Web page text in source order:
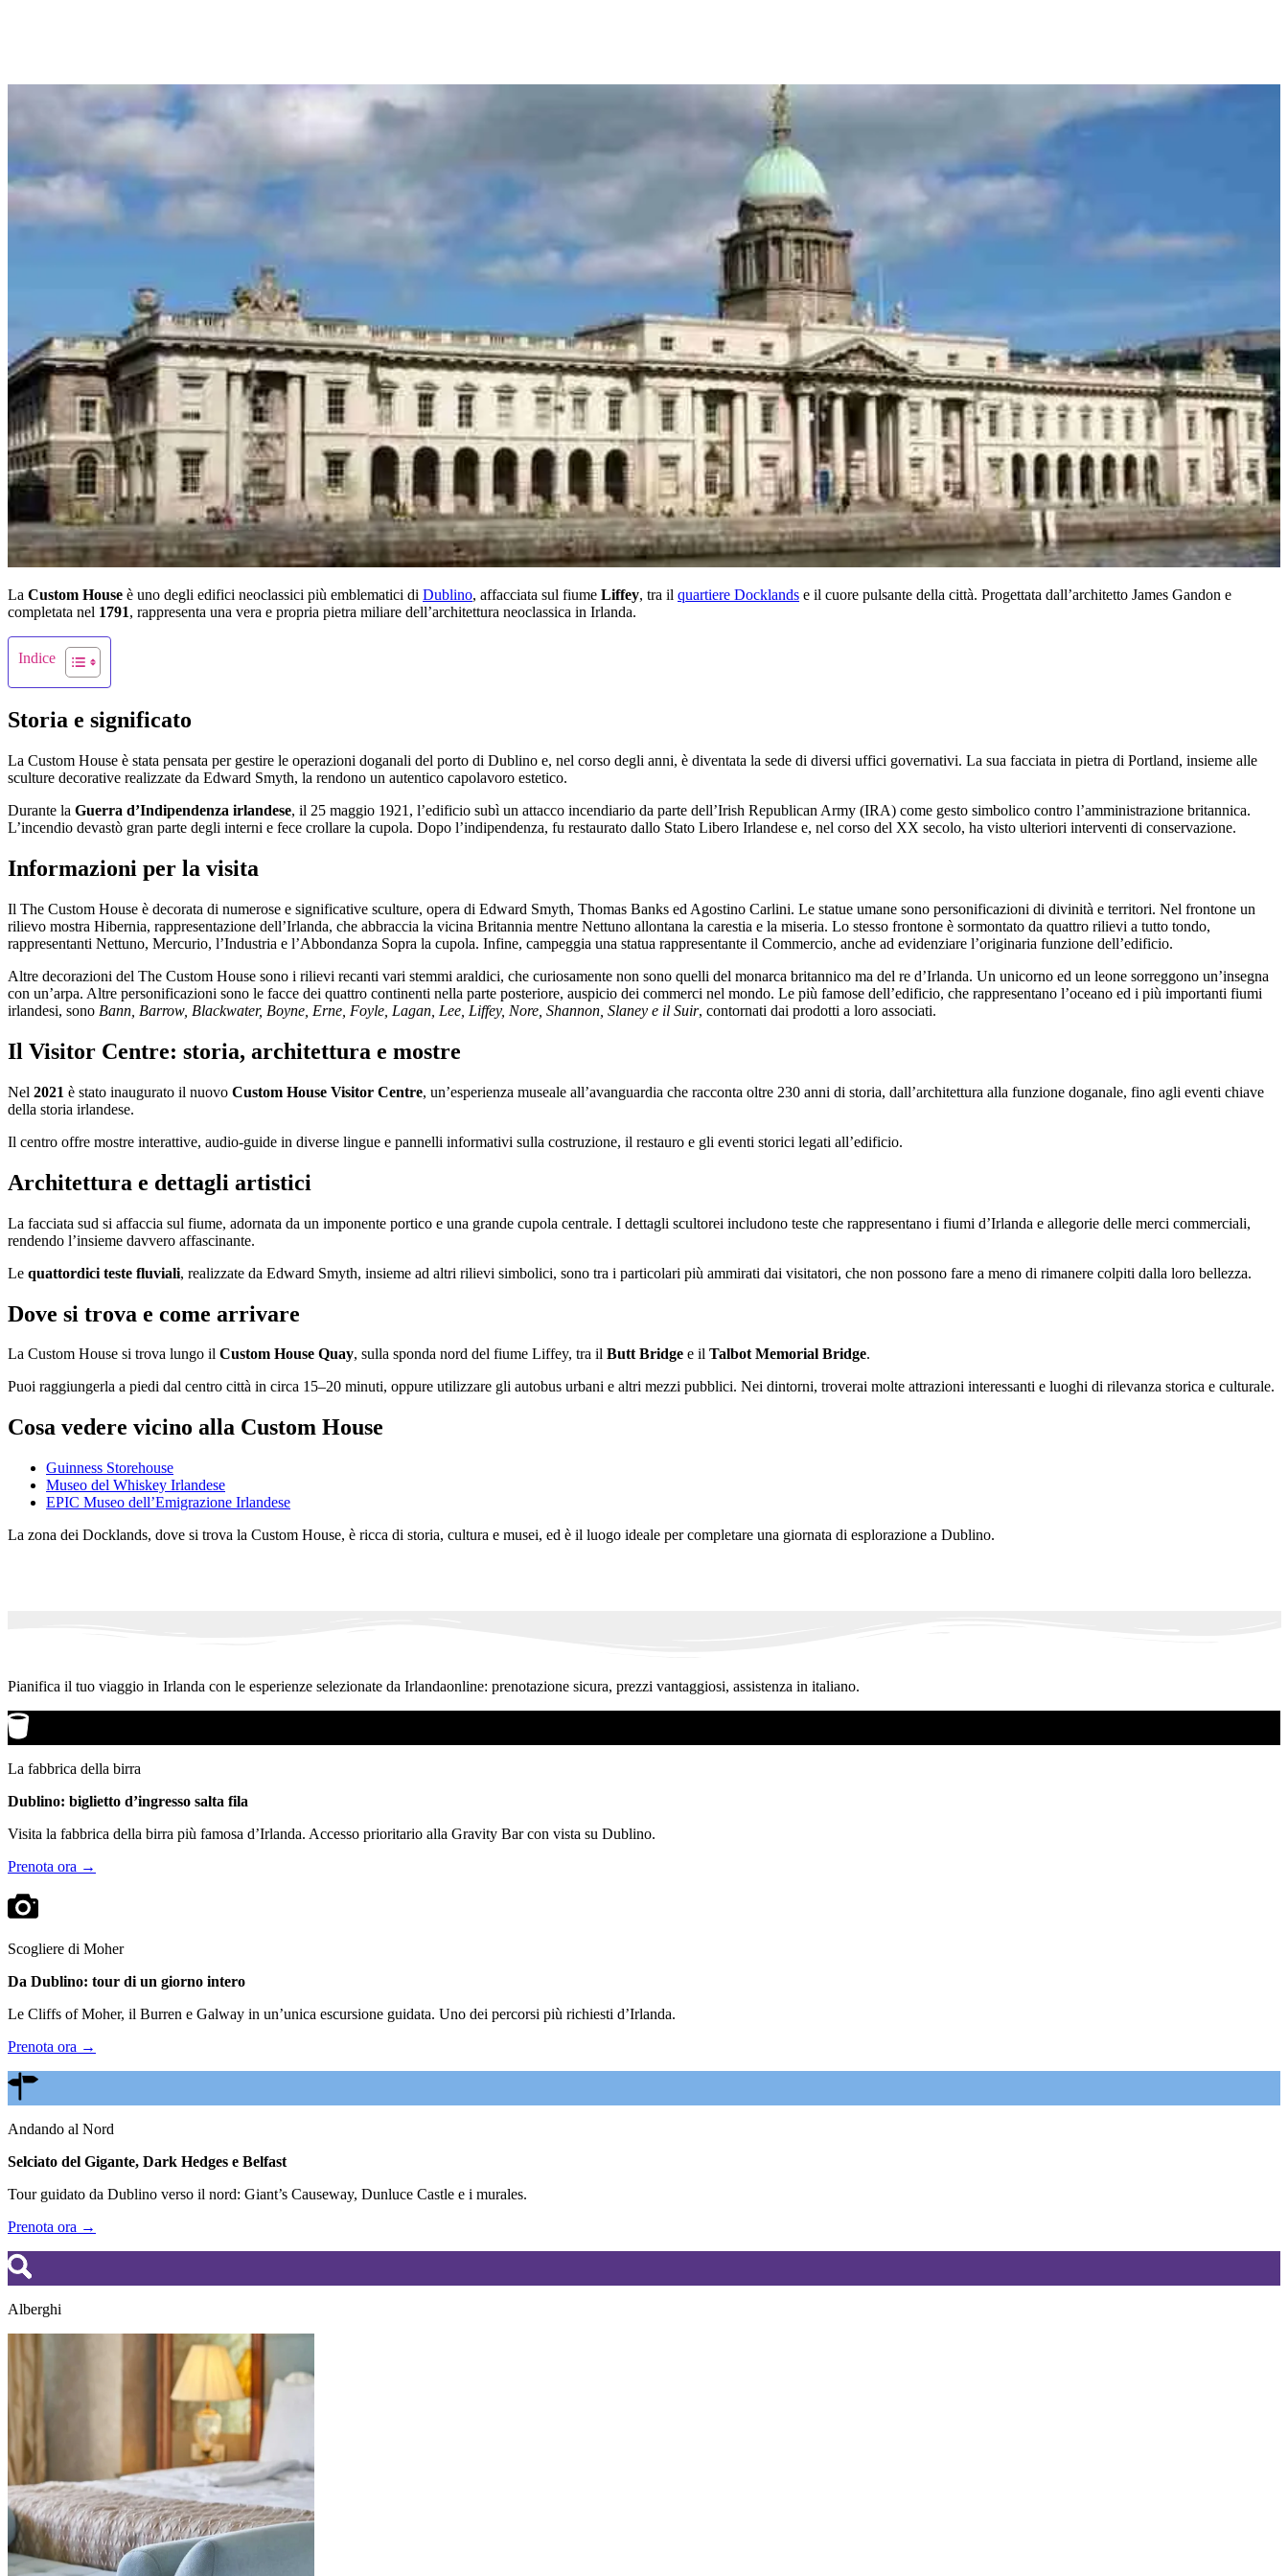
La Custom House è uno degli edifici neoclassici più emblematici di Dublino, affacciata sul fiume Liffey, tra il quartiere Docklands e il cuore pulsante della città. Progettata dall’architetto James Gandon e
completata nel 1791, rappresenta una vera e propria pietra miliare dell’architettura neoclassica in Irlanda.
Indice
Storia e significato
La Custom House è stata pensata per gestire le operazioni doganali del porto di Dublino e, nel corso degli anni, è diventata la sede di diversi uffici governativi. La sua facciata in pietra di Portland, insieme alle
sculture decorative realizzate da Edward Smyth, la rendono un autentico capolavoro estetico.
Durante la Guerra d’Indipendenza irlandese, il 25 maggio 1921, l’edificio subì un attacco incendiario da parte dell’Irish Republican Army (IRA) come gesto simbolico contro l’amministrazione britannica.
L’incendio devastò gran parte degli interni e fece crollare la cupola. Dopo l’indipendenza, fu restaurato dallo Stato Libero Irlandese e, nel corso del XX secolo, ha visto ulteriori interventi di conservazione.
Informazioni per la visita
Il The Custom House è decorata di numerose e significative sculture, opera di Edward Smyth, Thomas Banks ed Agostino Carlini. Le statue umane sono personificazioni di divinità e territori. Nel frontone un
rilievo mostra Hibernia, rappresentazione dell’Irlanda, che abbraccia la vicina Britannia mentre Nettuno allontana la carestia e la miseria. Lo stesso frontone è sormontato da quattro rilievi a tutto tondo,
rappresentanti Nettuno, Mercurio, l’Industria e l’Abbondanza Sopra la cupola. Infine, campeggia una statua rappresentante il Commercio, anche ad evidenziare l’originaria funzione dell’edificio.
Altre decorazioni del The Custom House sono i rilievi recanti vari stemmi araldici, che curiosamente non sono quelli del monarca britannico ma del re d’Irlanda. Un unicorno ed un leone sorreggono un’insegna
con un’arpa. Altre personificazioni sono le facce dei quattro continenti nella parte posteriore, auspicio dei commerci nel mondo. Le più famose dell’edificio, che rappresentano l’oceano ed i più importanti fiumi
irlandesi, sono Bann, Barrow, Blackwater, Boyne, Erne, Foyle, Lagan, Lee, Liffey, Nore, Shannon, Slaney e il Suir, contornati dai prodotti a loro associati.
Il Visitor Centre: storia, architettura e mostre
Nel 2021 è stato inaugurato il nuovo Custom House Visitor Centre, un’esperienza museale all’avanguardia che racconta oltre 230 anni di storia, dall’architettura alla funzione doganale, fino agli eventi chiave
della storia irlandese.
Il centro offre mostre interattive, audio-guide in diverse lingue e pannelli informativi sulla costruzione, il restauro e gli eventi storici legati all’edificio.
Architettura e dettagli artistici
La facciata sud si affaccia sul fiume, adornata da un imponente portico e una grande cupola centrale. I dettagli scultorei includono teste che rappresentano i fiumi d’Irlanda e allegorie delle merci commerciali,
rendendo l’insieme davvero affascinante.
Le quattordici teste fluviali, realizzate da Edward Smyth, insieme ad altri rilievi simbolici, sono tra i particolari più ammirati dai visitatori, che non possono fare a meno di rimanere colpiti dalla loro bellezza.
Dove si trova e come arrivare
La Custom House si trova lungo il Custom House Quay, sulla sponda nord del fiume Liffey, tra il Butt Bridge e il Talbot Memorial Bridge.
Puoi raggiungerla a piedi dal centro città in circa 15–20 minuti, oppure utilizzare gli autobus urbani e altri mezzi pubblici. Nei dintorni, troverai molte attrazioni interessanti e luoghi di rilevanza storica e culturale.
Cosa vedere vicino alla Custom House
Guinness Storehouse
Museo del Whiskey Irlandese
EPIC Museo dell’Emigrazione Irlandese
La zona dei Docklands, dove si trova la Custom House, è ricca di storia, cultura e musei, ed è il luogo ideale per completare una giornata di esplorazione a Dublino.
Pianifica il tuo viaggio in Irlanda con le esperienze selezionate da Irlandaonline: prenotazione sicura, prezzi vantaggiosi, assistenza in italiano.
La fabbrica della birra
Dublino: biglietto d’ingresso salta fila
Visita la fabbrica della birra più famosa d’Irlanda. Accesso prioritario alla Gravity Bar con vista su Dublino.
Prenota ora →
Scogliere di Moher
Da Dublino: tour di un giorno intero
Le Cliffs of Moher, il Burren e Galway in un’unica escursione guidata. Uno dei percorsi più richiesti d’Irlanda.
Prenota ora →
Andando al Nord
Selciato del Gigante, Dark Hedges e Belfast
Tour guidato da Dublino verso il nord: Giant’s Causeway, Dunluce Castle e i murales.
Prenota ora →
Alberghi